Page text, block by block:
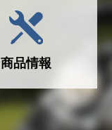
商品情報